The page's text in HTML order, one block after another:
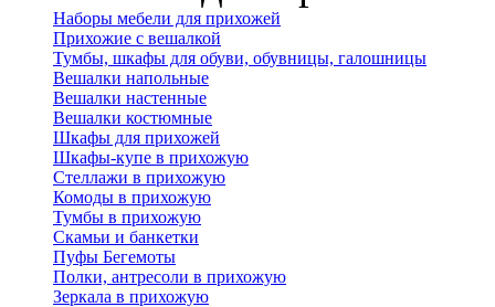
Наборы мебели для прихожей
Прихожие с вешалкой
Тумбы, шкафы для обуви, обувницы, галошницы
Вешалки напольные
Вешалки настенные
Вешалки костюмные
Шкафы для прихожей
Шкафы-купе в прихожую
Стеллажи в прихожую
Комоды в прихожую
Тумбы в прихожую
Скамьи и банкетки
Пуфы Бегемоты
Полки, антресоли в прихожую
Зеркала в прихожую